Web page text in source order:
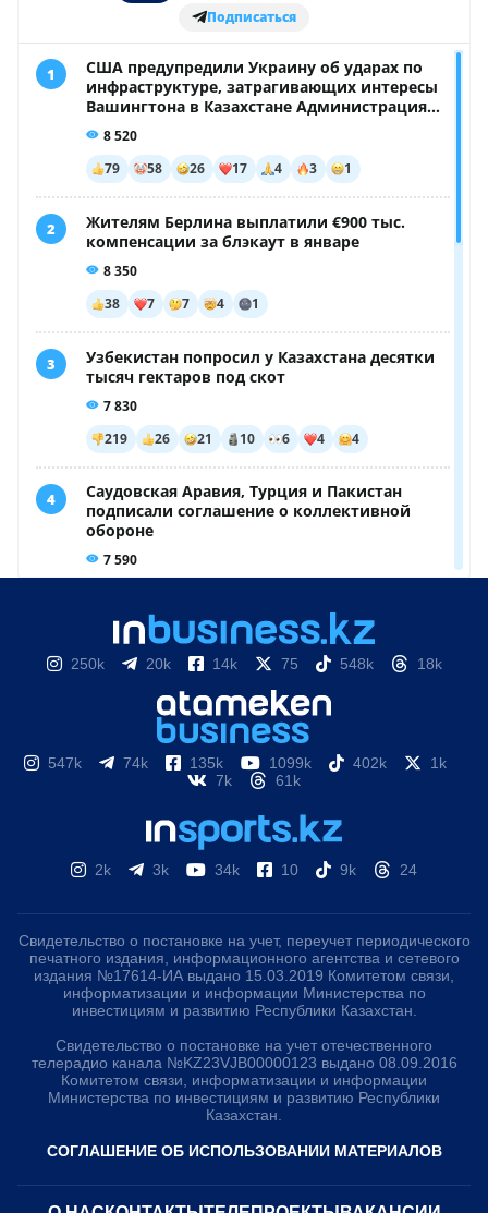
250k 20k 14k 75 548k 18k
547k 74k 135k 1099k 402k
1k
7k
61k
2k 3k 34k 10 9k 24
Свидетельство о постановке на учет, переучет периодического
печатного издания, информационного агентства и сетевого
издания №17614-ИА выдано 15.03.2019 Комитетом связи,
информатизации и информации Министерства по
инвестициям и развитию Республики Казахстан.
Свидетельство о постановке на учет отечественного
телерадио канала №KZ23VJB00000123 выдано 08.09.2016
Комитетом связи, информатизации и информации
Министерства по инвестициям и развитию Республики
Казахстан.
СОГЛАШЕНИЕ ОБ ИСПОЛЬЗОВАНИИ МАТЕРИАЛОВ